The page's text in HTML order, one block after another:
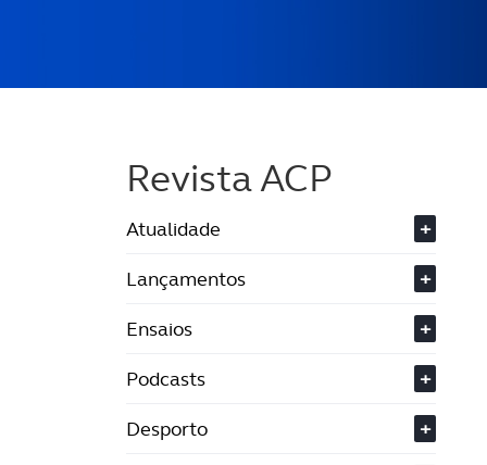
Revista ACP
Atualidade
+
Lançamentos
+
Ensaios
+
Podcasts
+
Desporto
+